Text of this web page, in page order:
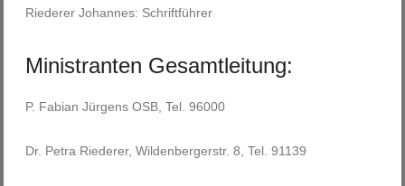
Riederer Johannes: Schriftführer
Ministranten Gesamtleitung:
P. Fabian Jürgens OSB, Tel. 96000
Dr. Petra Riederer, Wildenbergerstr. 8, Tel. 91139